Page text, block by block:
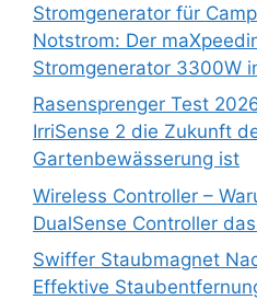
Stromgenerator für
Notstrom: Der
Stromgenerator 3300W
Rasensprenger Test
IrriSense 2 die Zukunft
Gartenbewässerung ist
Wireless Controller –
DualSense Controller
Swiffer Staubmagnet
Effektive